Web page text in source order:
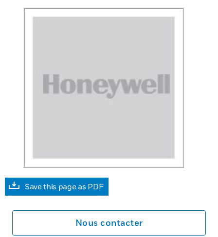
Save this page as PDF
Nous contacter